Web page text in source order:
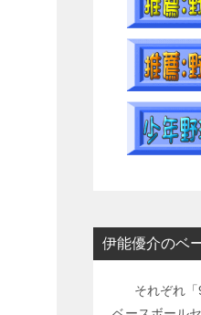
伊能優介のベ
それぞれ「